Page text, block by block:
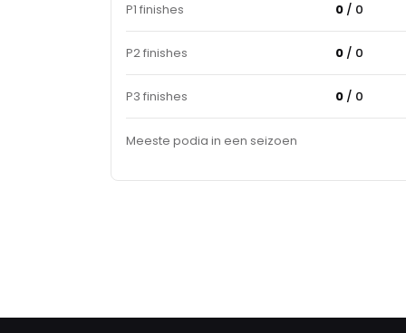
P1 finishes 0 / 0
P2 finishes 0 / 0
P3 finishes 0 / 0
Meeste podia in een seizoen